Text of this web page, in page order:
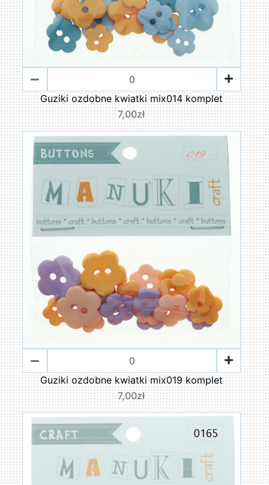
Guziki ozdobne kwiatki mix014 komplet
7,00zł
Guziki ozdobne kwiatki mix019 komplet
7,00zł